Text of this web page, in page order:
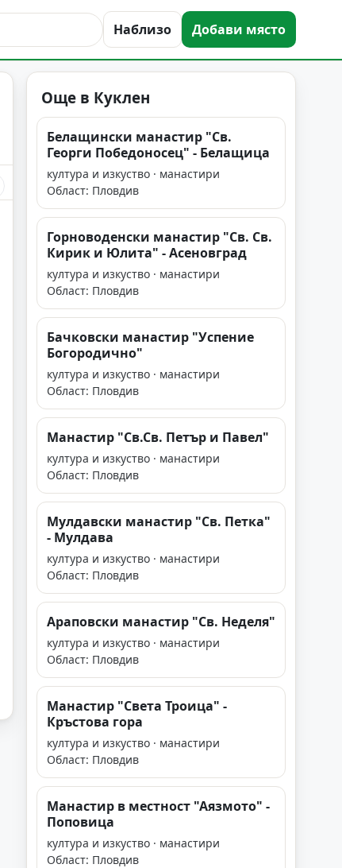
Наблизо Добави място
Още в Куклен
Белащински манастир "Св.
Георги Победоносец" - Белащица
култура и изкуство · манастири
Област: Пловдив
Горноводенски манастир "Св. Св.
Кирик и Юлита" - Асеновград
култура и изкуство · манастири
Област: Пловдив
Бачковски манастир "Успение
Богородично"
култура и изкуство · манастири
Област: Пловдив
Манастир "Св.Св. Петър и Павел"
култура и изкуство · манастири
Област: Пловдив
Мулдавски манастир "Св. Петка"
- Мулдава
култура и изкуство · манастири
Област: Пловдив
Араповски манастир "Св. Неделя"
култура и изкуство · манастири
Област: Пловдив
Манастир "Света Троица" -
Кръстова гора
култура и изкуство · манастири
Област: Пловдив
Манастир в местност "Аязмото" -
Поповица
култура и изкуство · манастири
Област: Пловдив